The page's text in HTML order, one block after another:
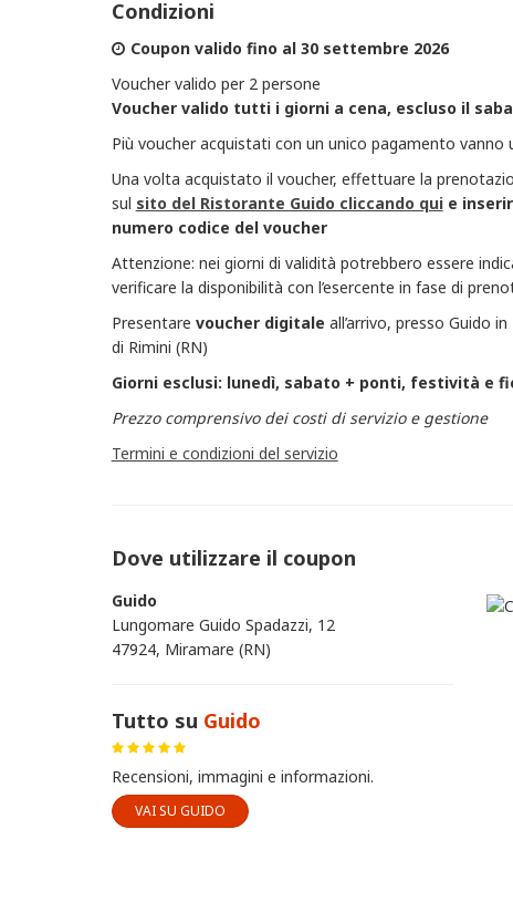
Condizioni
Coupon valido fino al 30 settembre 2026
Voucher valido per 2 persone
Voucher valido tutti i giorni a cena, escluso il
Più voucher acquistati con un unico pagamento vanno
Una volta acquistato il voucher, effettuare la
sul sito del Ristorante Guido cliccando quie
numero codice del voucher
Attenzione: nei giorni di validità potrebbero essere
verificare la disponibilità con l’esercente in fase di
Presentare voucher digitale all’arrivo, presso Guido
di Rimini (RN)
Giorni esclusi: lunedì, sabato + ponti, festività e
Prezzo comprensivo dei costi di servizio e gestione
Termini e condizioni del servizio
Dove utilizzare il coupon
Guido
Lungomare Guido Spadazzi, 12
47924, Miramare (RN)
Tutto su Guido
Recensioni, immagini e informazioni.
VAI SU GUIDO